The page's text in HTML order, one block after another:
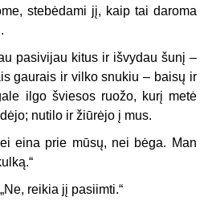
stebėdami jį, kaip tai daroma
pasivijau kitus ir išvydau šunį –
gaurais ir vilko snukiu – baisų ir
ilgo šviesos ruožo, kurį metė
nutilo ir žiūrėjo į mus.
eina prie mūsų, nei bėga. Man
reikia jį pasiimti.“